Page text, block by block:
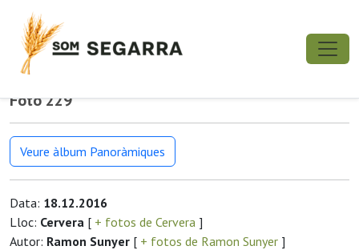
Foto 229
Veure àlbum Panoràmiques
Data: 18.12.2016
Lloc: Cervera [ + fotos de Cervera ]
Autor: Ramon Sunyer [ + fotos de Ramon Sunyer ]